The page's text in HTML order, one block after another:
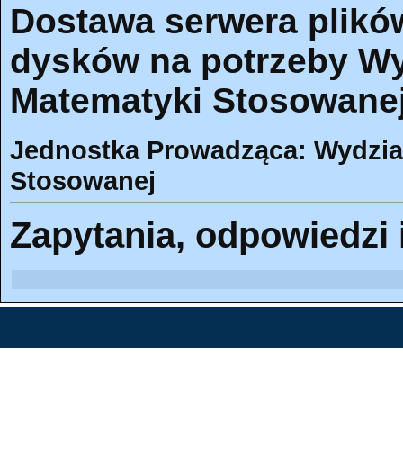
Dostawa serwera
dysków na potrzeby
Matematyki
Jednostka Prowadząca:
Stosowanej
Zapytania, odpowiedzi